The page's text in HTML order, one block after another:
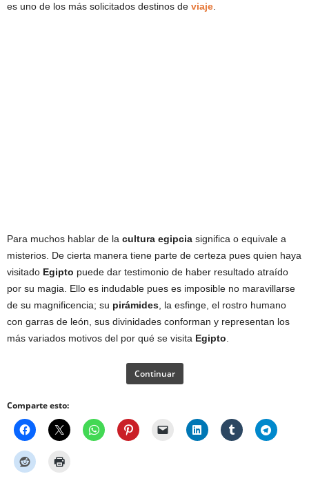
es uno de los más solicitados destinos de viaje
Para muchos hablar de la cultura egipcia significa o equivale a
misterios. De cierta manera tiene parte de certeza pues quien haya
visitado Egipto puede dar testimonio de haber resultado atraído
por su magia. Ello es indudable pues es imposible no maravillarse
de su magnificencia; su pirámides , la esfinge, el rostro humano
con garras de león, sus divinidades conforman y representan los
más variados motivos del por qué se visita Egipto
Continuar
Comparte esto: